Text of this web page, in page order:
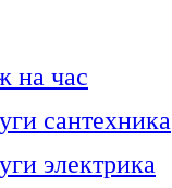
на час
сантехника
электрика